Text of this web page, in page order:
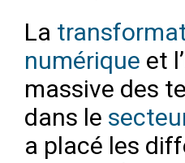
La
numérique et
massive des
dans le
a placé les